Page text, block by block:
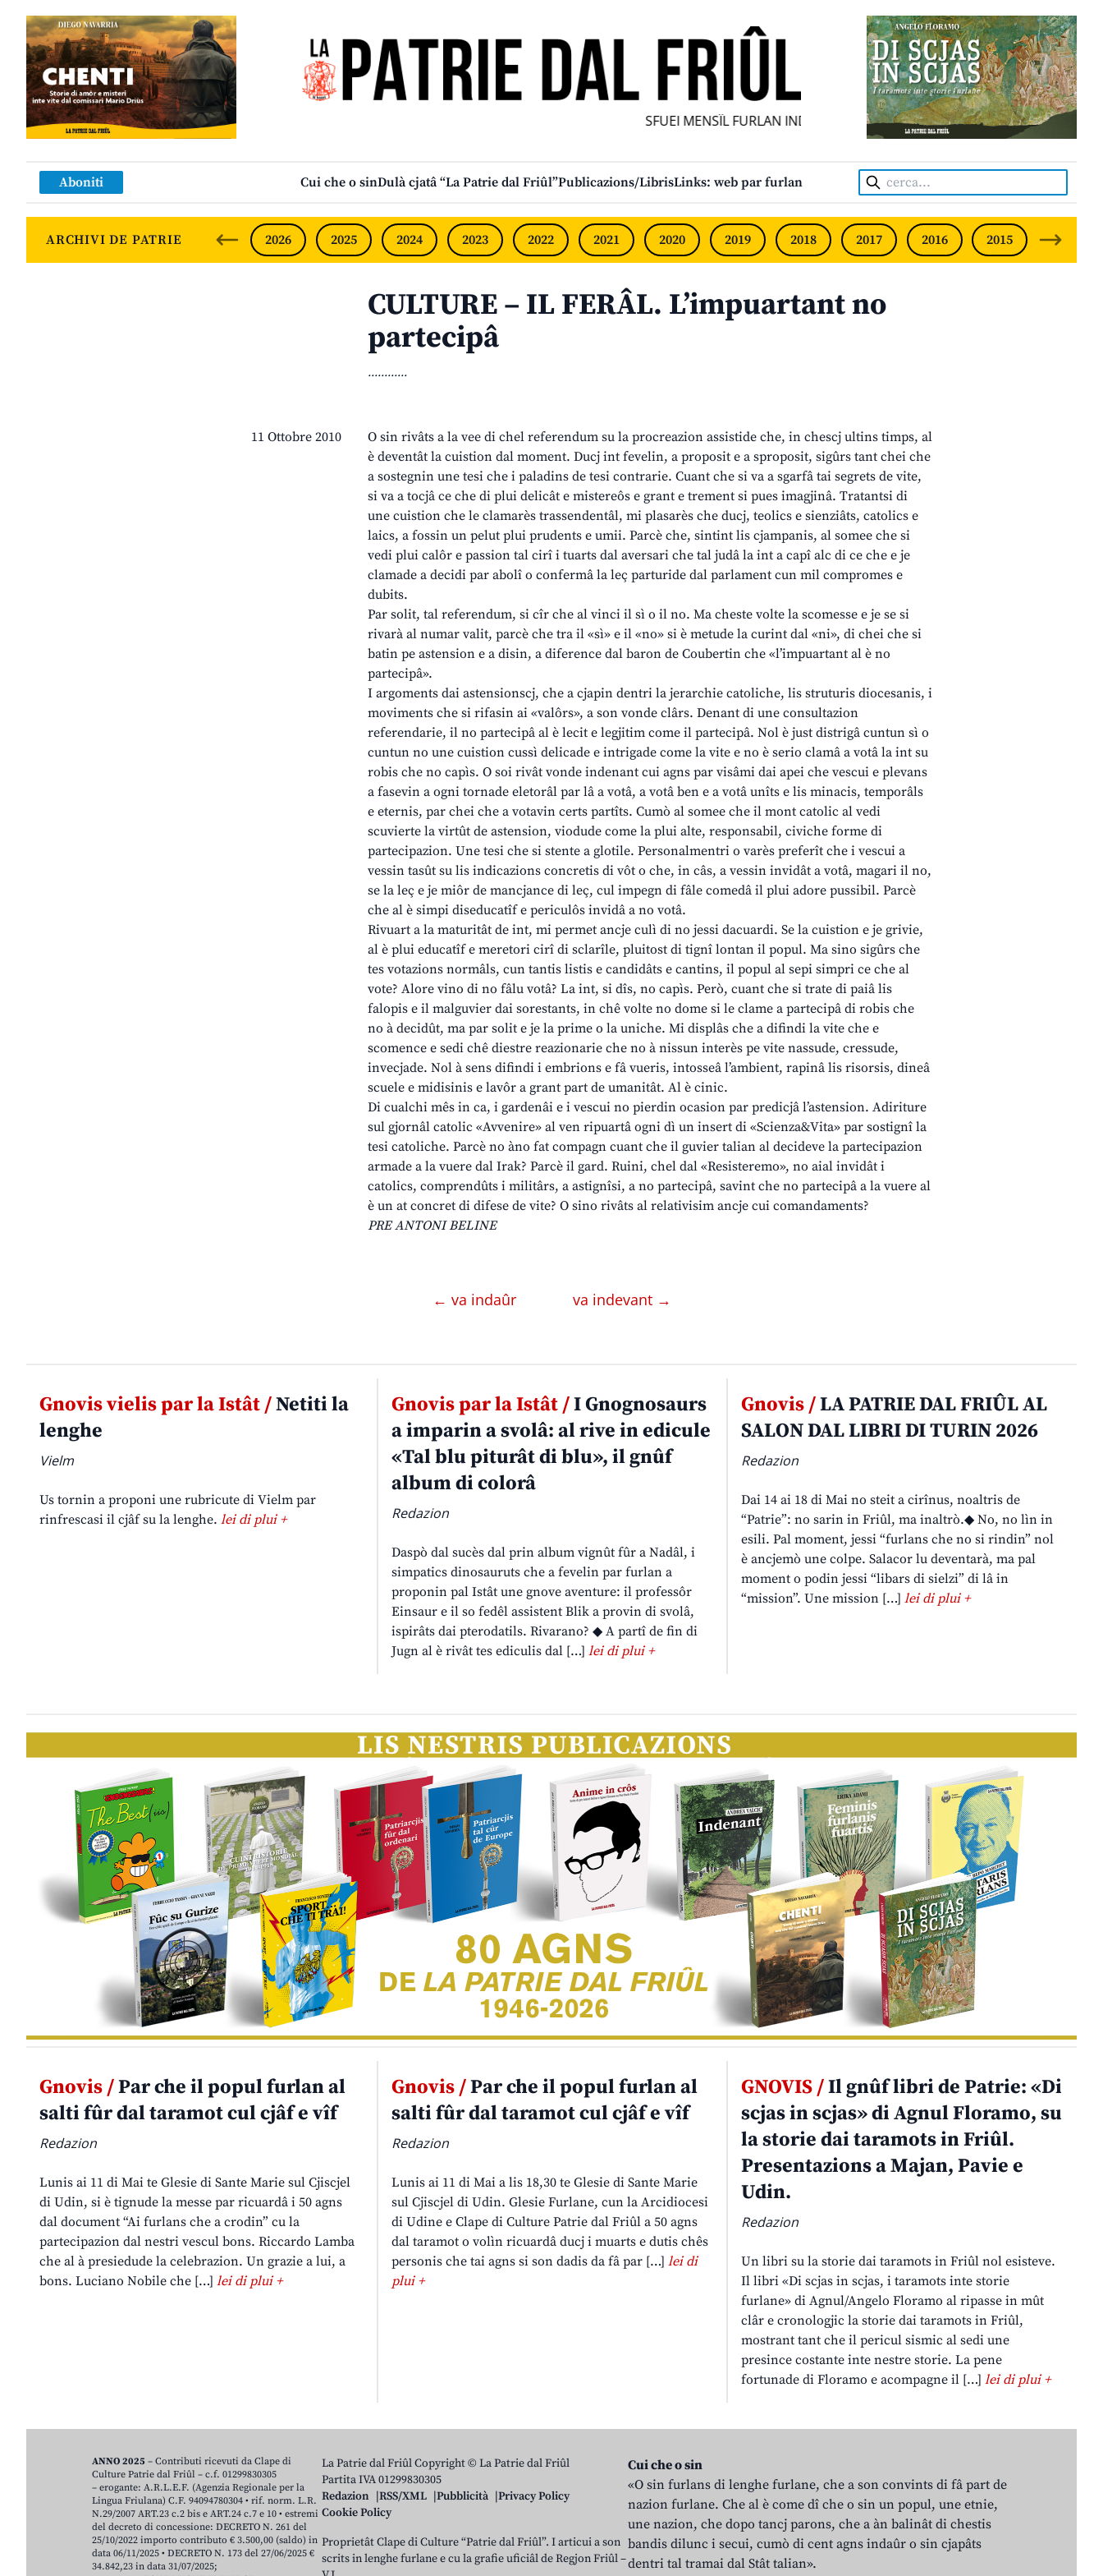
SFUEI MENSÎL FURLAN INDIPENDENT • INDEPENDENT FRIULIAN MONTHLY •
Aboniti Cui che o sinDulà cjatâ “La Patrie dal Friûl”Publicazions/LibrisLinks: web par furlan Cerca:
ARCHIVI DE PATRIE 2026 2025 2024 2023 2022 2021 2020 2019 2018 2017 2016 2015 2014
CULTURE – IL FERÂL. L’impuartant no
partecipâ
............
11 Ottobre 2010
O sin rivâts a la vee di chel referendum su la procreazion assistide che, in chescj ultins timps, al
è deventât la cuistion dal moment. Ducj int fevelin, a proposit e a sproposit, sigûrs tant chei che
a sostegnin une tesi che i paladins de tesi contrarie. Cuant che si va a sgarfâ tai segrets de vite,
si va a tocjâ ce che di plui delicât e mistereôs e grant e trement si pues imagjinâ. Tratantsi di
une cuistion che le clamarès trassendentâl, mi plasarès che ducj, teolics e sienziâts, catolics e
laics, a fossin un pelut plui prudents e umii. Parcè che, sintint lis cjampanis, al somee che si
vedi plui calôr e passion tal cirî i tuarts dal aversari che tal judâ la int a capî alc di ce che e je
clamade a decidi par abolî o confermâ la leç parturide dal parlament cun mil compromes e
dubits.
Par solit, tal referendum, si cîr che al vinci il sì o il no. Ma cheste volte la scomesse e je se si
rivarà al numar valit, parcè che tra il «sì» e il «no» si è metude la curint dal «ni», di chei che si
batin pe astension e a disin, a diference dal baron de Coubertin che «l’impuartant al è no
partecipâ».
I argoments dai astensionscj, che a cjapin dentri la jerarchie catoliche, lis struturis diocesanis, i
moviments che si rifasin ai «valôrs», a son vonde clârs. Denant di une consultazion
referendarie, il no partecipâ al è lecit e legjitim come il partecipâ. Nol è just distrigâ cuntun sì o
cuntun no une cuistion cussì delicade e intrigade come la vite e no è serio clamâ a votâ la int su
robis che no capìs. O soi rivât vonde indenant cui agns par visâmi dai apei che vescui e plevans
a fasevin a ogni tornade eletorâl par lâ a votâ, a votâ ben e a votâ unîts e lis minacis, temporâls
e eternis, par chei che a votavin certs partîts. Cumò al somee che il mont catolic al vedi
scuvierte la virtût de astension, viodude come la plui alte, responsabil, civiche forme di
partecipazion. Une tesi che si stente a glotile. Personalmentri o varès preferît che i vescui a
vessin tasût su lis indicazions concretis di vôt o che, in câs, a vessin invidât a votâ, magari il no,
se la leç e je miôr de mancjance di leç, cul impegn di fâle comedâ il plui adore pussibil. Parcè
che al è simpi diseducatîf e periculôs invidâ a no votâ.
Rivuart a la maturitât de int, mi permet ancje culì di no jessi dacuardi. Se la cuistion e je grivie,
al è plui educatîf e meretori cirî di sclarîle, pluitost di tignî lontan il popul. Ma sino sigûrs che
tes votazions normâls, cun tantis listis e candidâts e cantins, il popul al sepi simpri ce che al
vote? Alore vino di no fâlu votâ? La int, si dîs, no capìs. Però, cuant che si trate di paiâ lis
falopis e il malguvier dai sorestants, in chê volte no dome si le clame a partecipâ di robis che
no à decidût, ma par solit e je la prime o la uniche. Mi displâs che a difindi la vite che e
scomence e sedi chê diestre reazionarie che no à nissun interès pe vite nassude, cressude,
invecjade. Nol à sens difindi i embrions e fâ vueris, intosseâ l’ambient, rapinâ lis risorsis, dineâ
scuele e midisinis e lavôr a grant part de umanitât. Al è cinic.
Di cualchi mês in ca, i gardenâi e i vescui no pierdin ocasion par predicjâ l’astension. Adiriture
sul gjornâl catolic «Avvenire» al ven ripuartâ ogni dì un insert di «Scienza&Vita» par sostignî la
tesi catoliche. Parcè no àno fat compagn cuant che il guvier talian al decideve la partecipazion
armade a la vuere dal Irak? Parcè il gard. Ruini, chel dal «Resisteremo», no aial invidât i
catolics, comprendûts i militârs, a astignîsi, a no partecipâ, savint che no partecipâ a la vuere al
è un at concret di difese de vite? O sino rivâts al relativisim ancje cui comandaments?
PRE ANTONI BELINE
← va indaûr va indevant →
Gnovis vielis par la Istât /Netiti la
lenghe
Vielm
Us tornin a proponi une rubricute di Vielm par
rinfrescasi il cjâf su la lenghe. lei di plui +
Gnovis par la Istât /I Gnognosaurs
a imparin a svolâ: al rive in edicule
«Tal blu piturât di blu», il gnûf
album di colorâ
Redazion
Daspò dal sucès dal prin album vignût fûr a Nadâl, i
simpatics dinosauruts che a fevelin par furlan a
proponin pal Istât une gnove aventure: il professôr
Einsaur e il so fedêl assistent Blik a provin di svolâ,
ispirâts dai pterodatils. Rivarano? ◆ A partî de fin di
Jugn al è rivât tes ediculis dal […] lei di plui +
Gnovis /LA PATRIE DAL FRIÛL AL
SALON DAL LIBRI DI TURIN 2026
Redazion
Dai 14 ai 18 di Mai no steit a cirînus, noaltris de
“Patrie”: no sarin in Friûl, ma inaltrò.◆ No, no lìn in
esili. Pal moment, jessi “furlans che no si rindin” nol
è ancjemò une colpe. Salacor lu deventarà, ma pal
moment o podin jessi “libars di sielzi” di lâ in
“mission”. Une mission […]lei di plui +
Gnovis /Par che il popul furlan al
salti fûr dal taramot cul cjâf e vîf
Redazion
Lunis ai 11 di Mai te Glesie di Sante Marie sul Cjiscjel
di Udin, si è tignude la messe par ricuardâ i 50 agns
dal document “Ai furlans che a crodin” cu la
partecipazion dal nestri vescul bons. Riccardo Lamba
che al à presiedude la celebrazion. Un grazie a lui, a
bons. Luciano Nobile che […] lei di plui +
Gnovis /Par che il popul furlan al
salti fûr dal taramot cul cjâf e vîf
Redazion
Lunis ai 11 di Mai a lis 18,30 te Glesie di Sante Marie
sul Cjiscjel di Udin. Glesie Furlane, cun la Arcidiocesi
di Udine e Clape di Culture Patrie dal Friûl a 50 agns
dal taramot o volìn ricuardâ ducj i muarts e dutis chês
personis che tai agns si son dadis da fâ par […] lei di
plui +
GNOVIS /Il gnûf libri de Patrie: «Di
scjas in scjas» di Agnul Floramo, su
la storie dai taramots in Friûl.
Presentazions a Majan, Pavie e
Udin.
Redazion
Un libri su la storie dai taramots in Friûl nol esisteve.
Il libri «Di scjas in scjas, i taramots inte storie
furlane» di Agnul/Angelo Floramo al ripasse in mût
clâr e cronologjic la storie dai taramots in Friûl,
mostrant tant che il pericul sismic al sedi une
presince costante inte nestre storie. La pene
fortunade di Floramo e acompagne il […]lei di plui +
La Patrie dal Friûl Copyright © La Patrie dal Friûl
Partita IVA 01299830305
Redazion
RSS/XML Pubblicità
Privacy Policy
Cookie Policy
Proprietât Clape di Culture “Patrie dal Friûl”. I articui a son
scrits in lenghe furlane e cu la grafie uficiâl de Regjon Friûl –
Cui che o sin
«O sin furlans di lenghe furlane, che a son convints di fâ part de
nazion furlane. Che al è come dî che o sin un popul, une etnie,
une nazion, che dopo tancj parons, che a àn balinât di chestis
bandis dilunc i secui, cumò di cent agns indaûr o sin cjapâts
dentri tal tramai dal Stât talian».
ANNO 2025 – Contributi ricevuti da Clape di
Culture Patrie dal Friûl – c.f. 01299830305
– erogante: A.R.L.E.F. (Agenzia Regionale per la
Lingua Friulana) C.F. 94094780304 • rif. norm. L.R.
N.29/2007 ART.23 c.2 bis e ART.24 c.7 e 10 • estremi
del decreto di concessione: DECRETO N. 261 del
25/10/2022 importo contributo € 3.500,00 (saldo) in
data 06/11/2025 • DECRETO N. 173 del 27/06/2025 €
34.842,23 in data 31/07/2025;